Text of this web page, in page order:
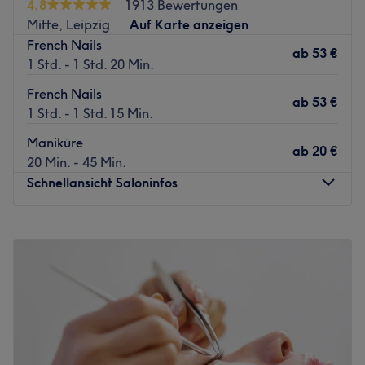
4,8
1913 Bewertungen
Mitte, Leipzig
Auf Karte anzeigen
French Nails
1 Std. - 1 Std. 20 Min.
ab 53 €
French Nails
1 Std. - 1 Std. 15 Min.
ab 53 €
Maniküre
20 Min. - 45 Min.
ab 20 €
Schnellansicht Saloninfos
Samstag
Sonntag
Geschlossen